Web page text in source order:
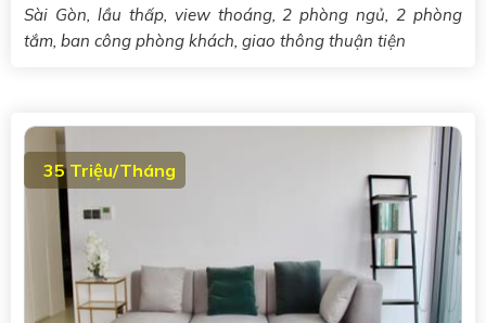
Sài Gòn, lầu thấp, view thoáng, 2 phòng ngủ, 2 phòng
tắm, ban công phòng khách, giao thông thuận tiện
35 Triệu/Tháng